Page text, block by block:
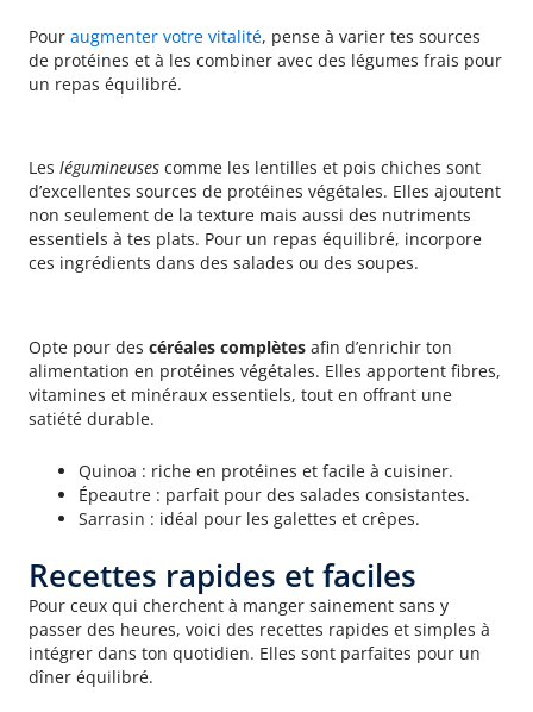
Pour augmenter votre vitalité, pense à varier tes sources
de protéines et à les combiner avec des légumes frais pour
un repas équilibré.
Les légumineuses comme les lentilles et pois chiches sont
d’excellentes sources de protéines végétales. Elles ajoutent
non seulement de la texture mais aussi des nutriments
essentiels à tes plats. Pour un repas équilibré, incorpore
ces ingrédients dans des salades ou des soupes.
Opte pour des céréales complètes afin d’enrichir ton
alimentation en protéines végétales. Elles apportent fibres,
vitamines et minéraux essentiels, tout en offrant une
satiété durable.
Quinoa : riche en protéines et facile à cuisiner.
Épeautre : parfait pour des salades consistantes.
Sarrasin : idéal pour les galettes et crêpes.
Recettes rapides et faciles
Pour ceux qui cherchent à manger sainement sans y
passer des heures, voici des recettes rapides et simples à
intégrer dans ton quotidien. Elles sont parfaites pour un
dîner équilibré.